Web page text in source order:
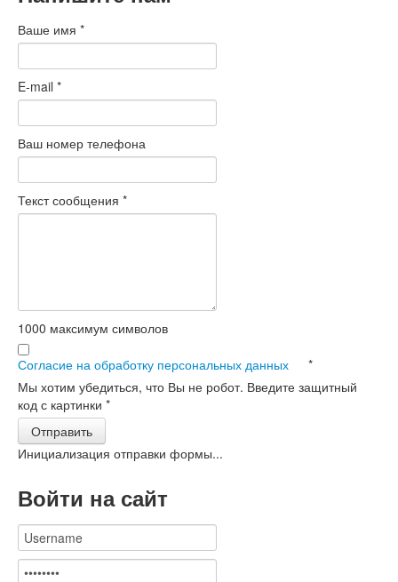
Ваше имя *
E-mail *
Ваш номер телефона
Текст сообщения *
1000 максимум символов
Согласие на обработку персональных данных
*
Мы хотим убедиться, что Вы не робот. Введите защитный
код с картинки *
Отправить
Инициализация отправки формы...
Войти на сайт